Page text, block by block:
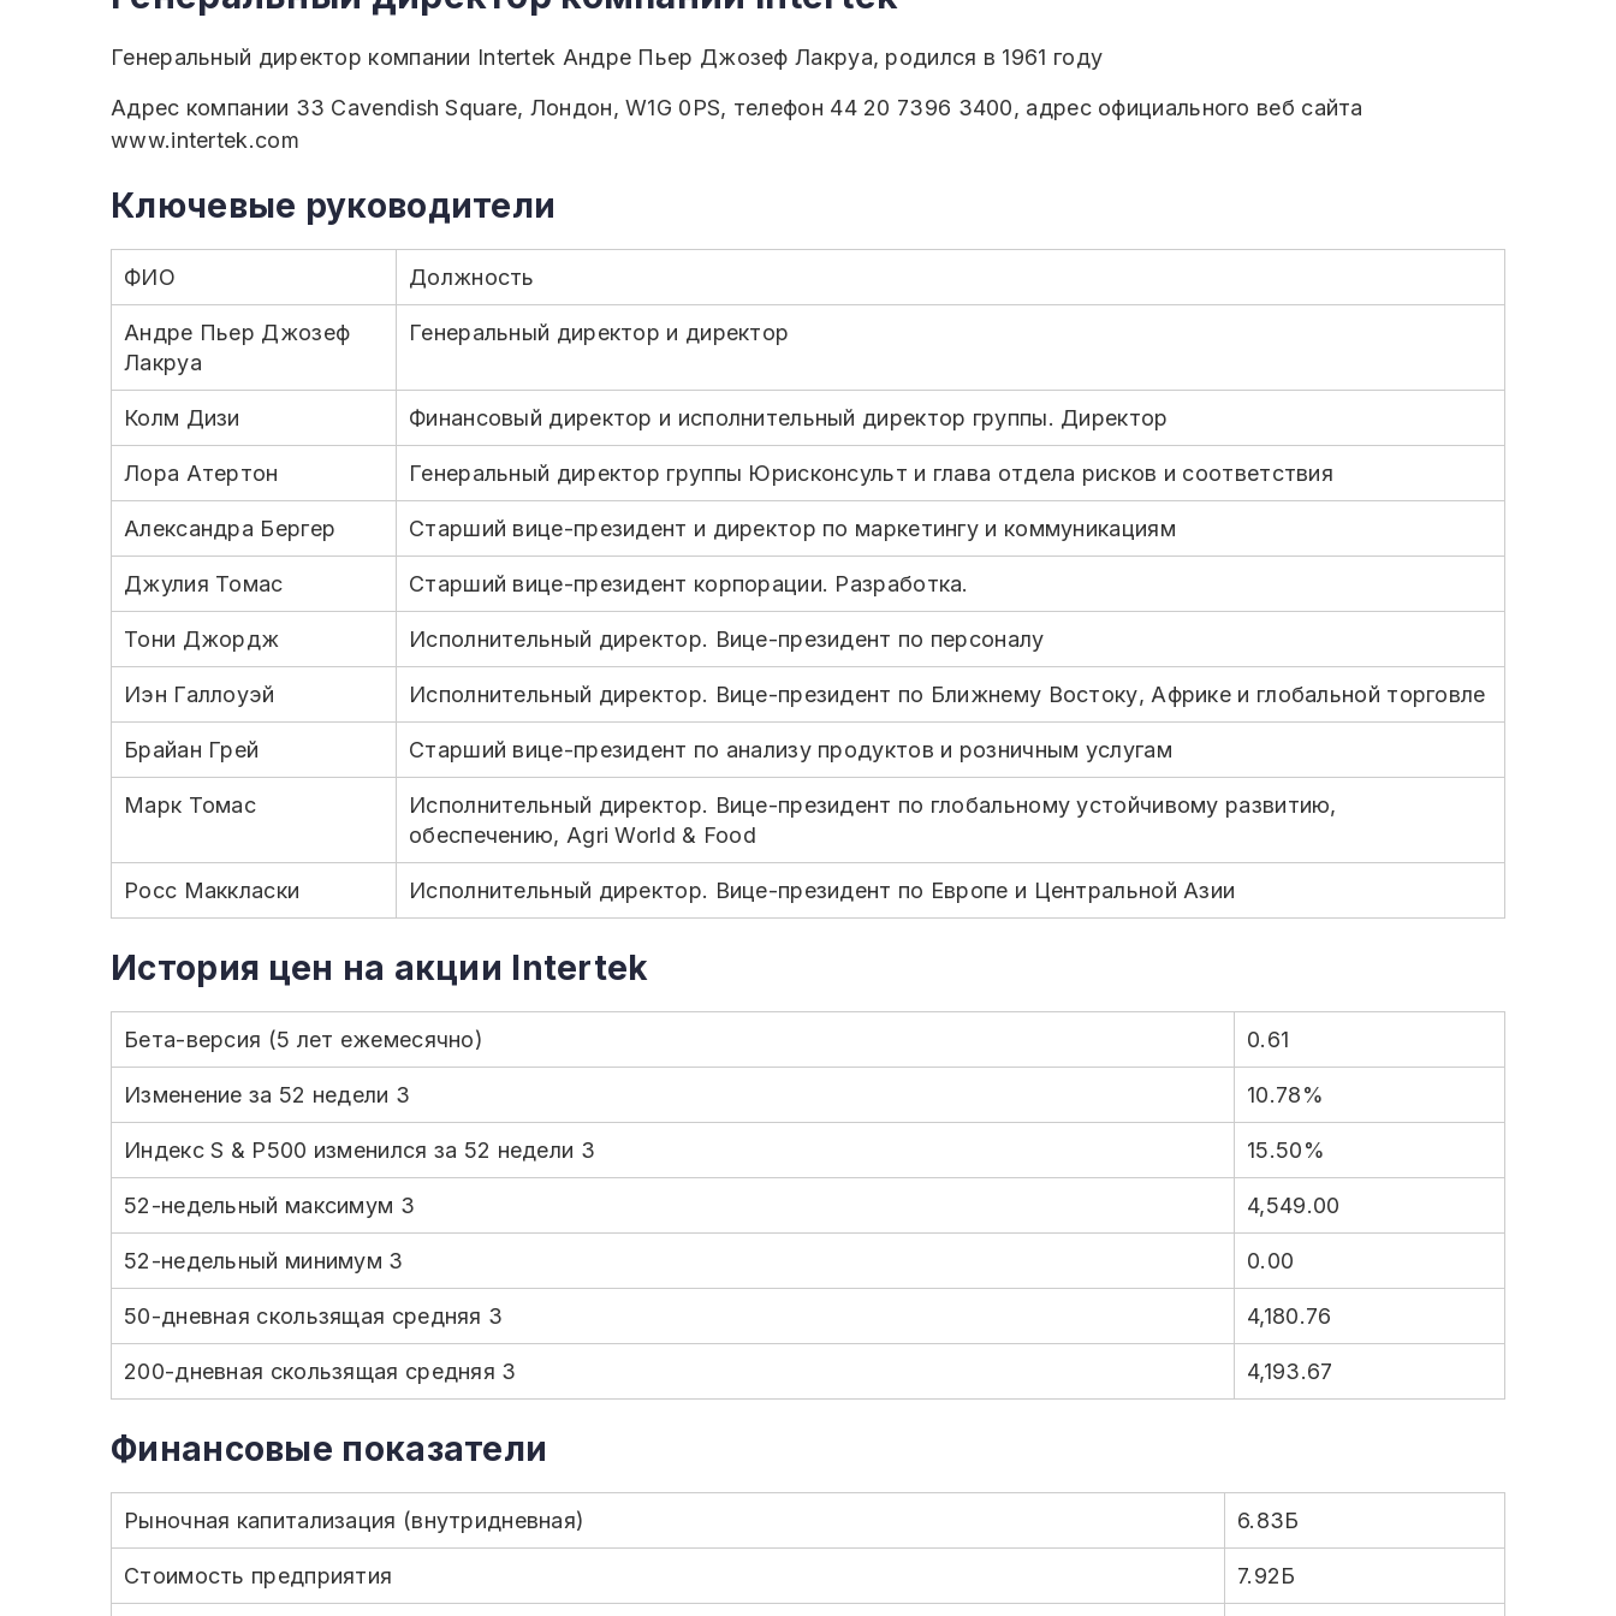
Генеральный директор компании Intertek Андре Пьер Джозеф Лакруа, родился в 1961 году
Адрес компании 33 Cavendish Square, Лондон, W1G 0PS, телефон 44 20 7396 3400, адрес официального веб сайта
www.intertek.com
Ключевые руководители
ФИО Должность
Андре Пьер Джозеф
Лакруа
Генеральный директор и директор
Колм Дизи Финансовый директор и исполнительный директор группы. Директор
Лора Атертон Генеральный директор группы Юрисконсульт и глава отдела рисков и соответствия
Александра Бергер Старший вице-президент и директор по маркетингу и коммуникациям
Джулия Томас Старший вице-президент корпорации. Разработка.
Тони Джордж Исполнительный директор. Вице-президент по персоналу
Иэн Галлоуэй Исполнительный директор. Вице-президент по Ближнему Востоку, Африке и глобальной торговле
Брайан Грей Старший вице-президент по анализу продуктов и розничным услугам
Марк Томас
Исполнительный директор. Вице-президент по глобальному устойчивому развитию,
обеспечению, Agri World & Food
Росс Маккласки Исполнительный директор. Вице-президент по Европе и Центральной Азии
История цен на акции Intertek
Бета-версия (5 лет ежемесячно) 0.61
Изменение за 52 недели 3 10.78%
Индекс S & P500 изменился за 52 недели 3 15.50%
52-недельный максимум 3 4,549.00
52-недельный минимум 3 0.00
50-дневная скользящая средняя 3 4,180.76
200-дневная скользящая средняя 3 4,193.67
Финансовые показатели
Рыночная капитализация (внутридневная) 6.83Б
Стоимость предприятия 7.92Б